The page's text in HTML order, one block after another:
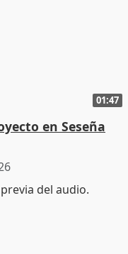
01:47
en Seseña